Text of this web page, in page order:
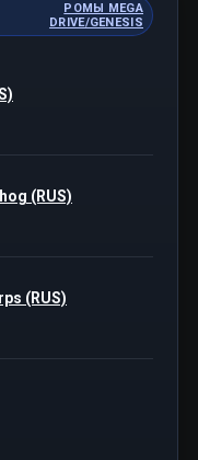
РОМЫ MEGA
DRIVE/GENESIS
(RUS)
(RUS)